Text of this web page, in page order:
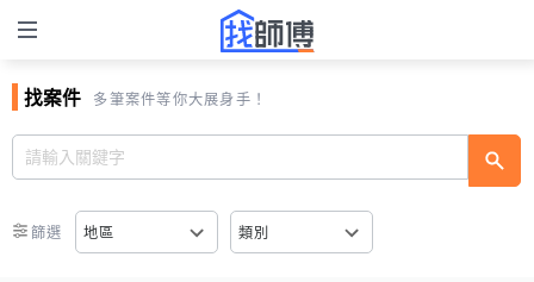
找案件 多筆案件等你大展身手！
篩選 地區 類別